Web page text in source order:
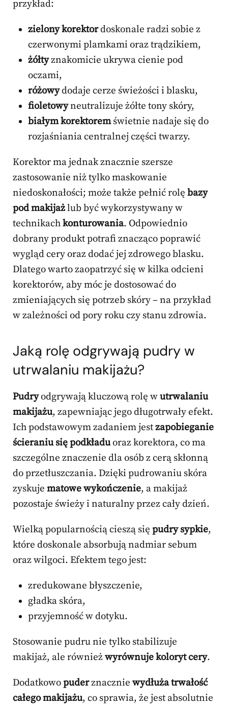
przykład:
zielony korektordoskonale radzi sobie z
czerwonymi plamkami oraz trądzikiem,
żółtyznakomicie ukrywa cienie pod
oczami,
różowydodaje cerze świeżości i blasku,
fioletowyneutralizuje żółte tony skóry,
białym korektoremświetnie nadaje się do
rozjaśniania centralnej części twarzy.
Korektor ma jednak znacznie szersze
zastosowanie niż tylko maskowanie
niedoskonałości; może także pełnić rolę bazy
pod makijażlub być wykorzystywany w
technikachkonturowania. Odpowiednio
dobrany produkt potrafi znacząco poprawić
wygląd cery oraz dodać jej zdrowego blasku.
Dlatego warto zaopatrzyć się w kilka odcieni
korektorów, aby móc je dostosować do
zmieniających się potrzeb skóry – na przykład
w zależności od pory roku czy stanu zdrowia.
Jaką rolę odgrywają pudry w
utrwalaniu makijażu?
Pudryodgrywają kluczową rolę wutrwalaniu
makijażu, zapewniając jego długotrwały efekt.
Ich podstawowym zadaniem jestzapobieganie
ścieraniu się podkładuoraz korektora, co ma
szczególne znaczenie dla osób z cerą skłonną
do przetłuszczania. Dzięki pudrowaniu skóra
zyskuje matowe wykończenie, a makijaż
pozostaje świeży i naturalny przez cały dzień.
Wielką popularnością cieszą się pudry sypkie,
które doskonale absorbują nadmiar sebum
oraz wilgoci. Efektem tego jest:
zredukowane błyszczenie,
gładka skóra,
przyjemność w dotyku.
Stosowanie pudru nie tylko stabilizuje
makijaż, ale równieżwyrównuje koloryt cery.
Dodatkowopuderznacznie wydłuża trwałość
całego makijażu, co sprawia, że jest absolutnie